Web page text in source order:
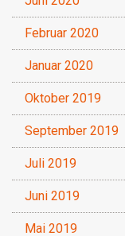
Februar 2020
Januar 2020
Oktober 2019
September 2019
Juli 2019
Juni 2019
Mai 2019